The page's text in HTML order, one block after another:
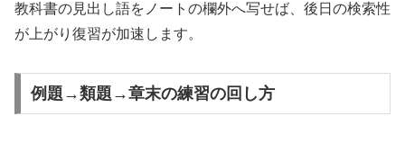
教科書の見出し語をノートの欄外へ写せば、後日の検索性
が上がり復習が加速します。
例題→類題→章末の練習の回し方